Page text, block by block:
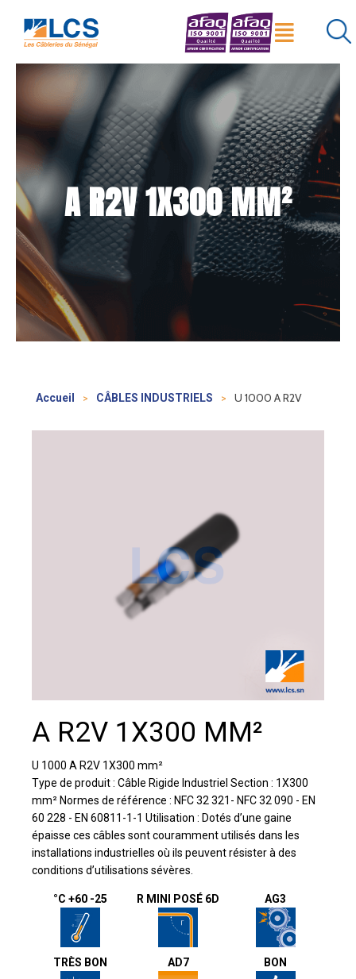
Réinitialiser× Rechercher
A R2V 1X300 MM²
Accueil > CÂBLES INDUSTRIELS > U 1000 A R2V
A R2V 1X300 MM²
U 1000 A R2V 1X300 mm²
Type de produit : Câble Rigide Industriel Section : 1X300
mm² Normes de référence : NFC 32 321- NFC 32 090 - EN
60 228 - EN 60811-1-1 Utilisation : Dotés d’une gaine
épaisse ces câbles sont couramment utilisés dans les
installations industrielles où ils peuvent résister à des
conditions d’utilisations sévères.
°C +60 -25 R MINI POSÉ 6D AG3
TRÈS BON AD7 BON